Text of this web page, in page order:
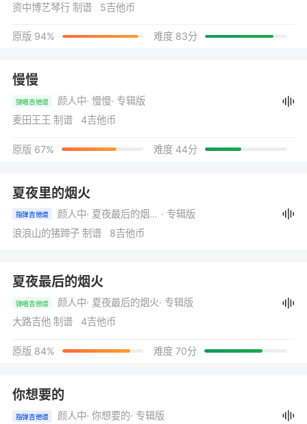
资中博艺琴行 制谱 5吉他币
原版 94% 难度 83分
慢慢
弹唱吉他谱 颜人中· 慢慢· 专辑版
麦田王王 制谱 4吉他币
原版 67% 难度 44分
夏夜里的烟火
指弹吉他谱 颜人中 · 夏夜最后的烟火(音乐企划《对号入座》) · 专辑版
浪浪山的猪蹄子 制谱 8吉他币
夏夜最后的烟火
弹唱吉他谱 颜人中· 夏夜最后的烟火· 专辑版
大路吉他 制谱 4吉他币
原版 84% 难度 70分
你想要的
指弹吉他谱 颜人中· 你想要的· 专辑版